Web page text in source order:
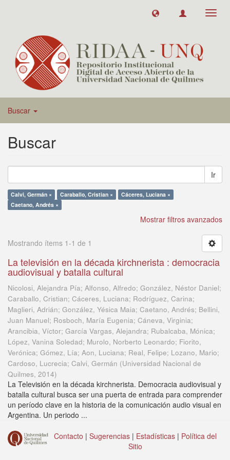
Buscar
Buscar
Ir
Calvi, Germán × Caraballo, Cristian ×
Cáceres, Luciana ×
Caetano, Andrés ×
Mostrar filtros avanzados
Mostrando ítems 1-1 de 1
La televisión en la década kirchnerista : democracia
audiovisual y batalla cultural
Nicolosi, Alejandra Pía; Alfonso, Alfredo; González, Néstor Daniel;
Caraballo, Cristian; Cáceres, Luciana; Rodríguez, Carina;
Maglieri, Adrián; González, Yésica Maia; Caetano, Andrés; Bellini,
Juan Manuel; Rosboch, María Eugenia; Cáneva, Virginia;
Arancibia, Víctor; García Vargas, Alejandra; Rubalcaba, Mónica;
López, Vanina Soledad; Murolo, Norberto Leonardo; Fiorito,
Verónica; Gómez, Lía; Aon, Luciana; Real, Felipe; Lozano, Mario;
Cardoso, Lucrecia; Calvi, Germán (Universidad Nacional de
Quilmes, 2014)
La Televisión en la década kirchnerista. Democracia audiovisual y
batalla cultural busca ser una puerta de entrada para comprender
un período clave en la historia de la comunicación audio visual en
Argentina. Un periodo ...
Contacto | Sugerencias | Estadísticas | Política del
Sitio